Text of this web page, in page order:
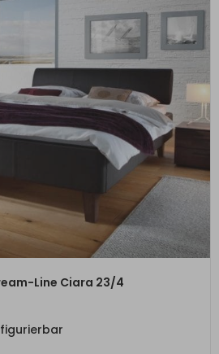
ZUM PRODUKT
Line Ciara 23/4